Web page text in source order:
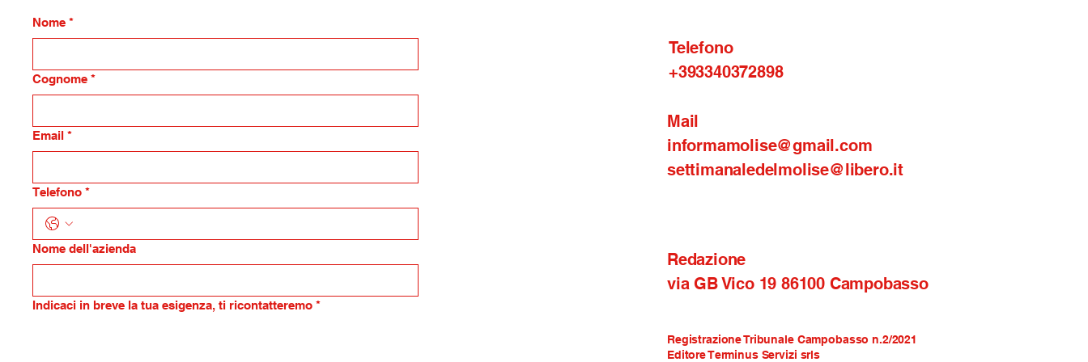
Nome *
Cognome *
Email *
Telefono *
Nome dell'azienda
Indicaci in breve la tua esigenza, ti ricontatteremo *
Telefono
+393340372898
Mail
informamolise@gmail.com
settimanaledelmolise@libero.it
Redazione
via GB Vico 19 86100 Campobasso
Registrazione Tribunale Campobasso n.2/2021
Editore Terminus Servizi srls